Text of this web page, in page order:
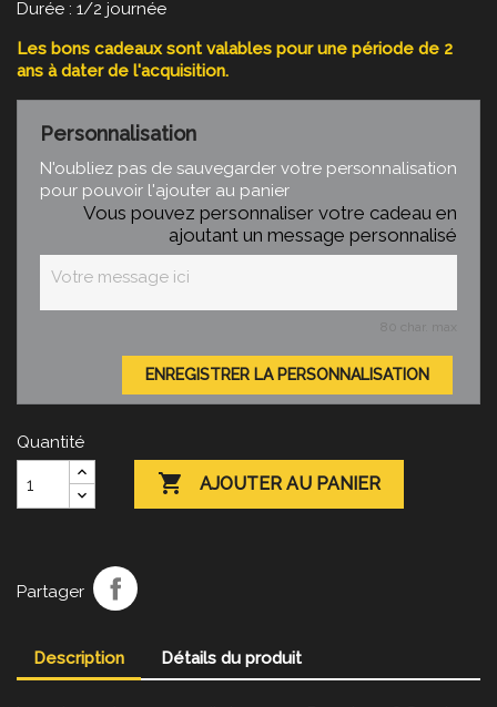
Durée : 1/2 journée
Les bons cadeaux sont valables pour une période de 2
ans à dater de l'acquisition.
Personnalisation
N'oubliez pas de sauvegarder votre personnalisation
pour pouvoir l'ajouter au panier
Vous pouvez personnaliser votre cadeau en
ajoutant un message personnalisé
80 char. max
ENREGISTRER LA PERSONNALISATION
Quantité
 AJOUTER AU PANIER
Partager
Description Détails du produit